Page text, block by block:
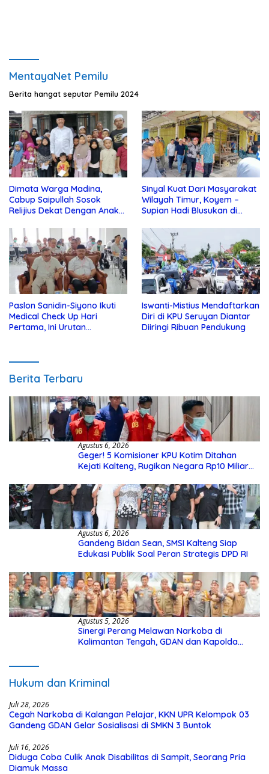
MentayaNet Pemilu
Berita hangat seputar Pemilu 2024
Dimata Warga Madina,
Cabup Saipullah Sosok
Relijius Dekat Dengan Anak
Sinyal Kuat Dari Masyarakat
Wilayah Timur, Koyem –
Supian Hadi Blusukan di
Paslon Sanidin-Siyono Ikuti
Medical Check Up Hari
Pertama, Ini Urutan
Iswanti-Mistius Mendaftarkan
Diri di KPU Seruyan Diantar
Diiringi Ribuan Pendukung
Berita Terbaru
Agustus 6, 2026
Geger! 5 Komisioner KPU Kotim Ditahan
Kejati Kalteng, Rugikan Negara Rp10 Miliar
Agustus 6, 2026
Gandeng Bidan Sean, SMSI Kalteng Siap
Edukasi Publik Soal Peran Strategis DPD RI
Agustus 5, 2026
Sinergi Perang Melawan Narkoba di
Kalimantan Tengah, GDAN dan Kapolda
Hukum dan Kriminal
Juli 28, 2026
Cegah Narkoba di Kalangan Pelajar, KKN UPR Kelompok 03
Gandeng GDAN Gelar Sosialisasi di SMKN 3 Buntok
Juli 16, 2026
Diduga Coba Culik Anak Disabilitas di Sampit, Seorang Pria
Diamuk Massa